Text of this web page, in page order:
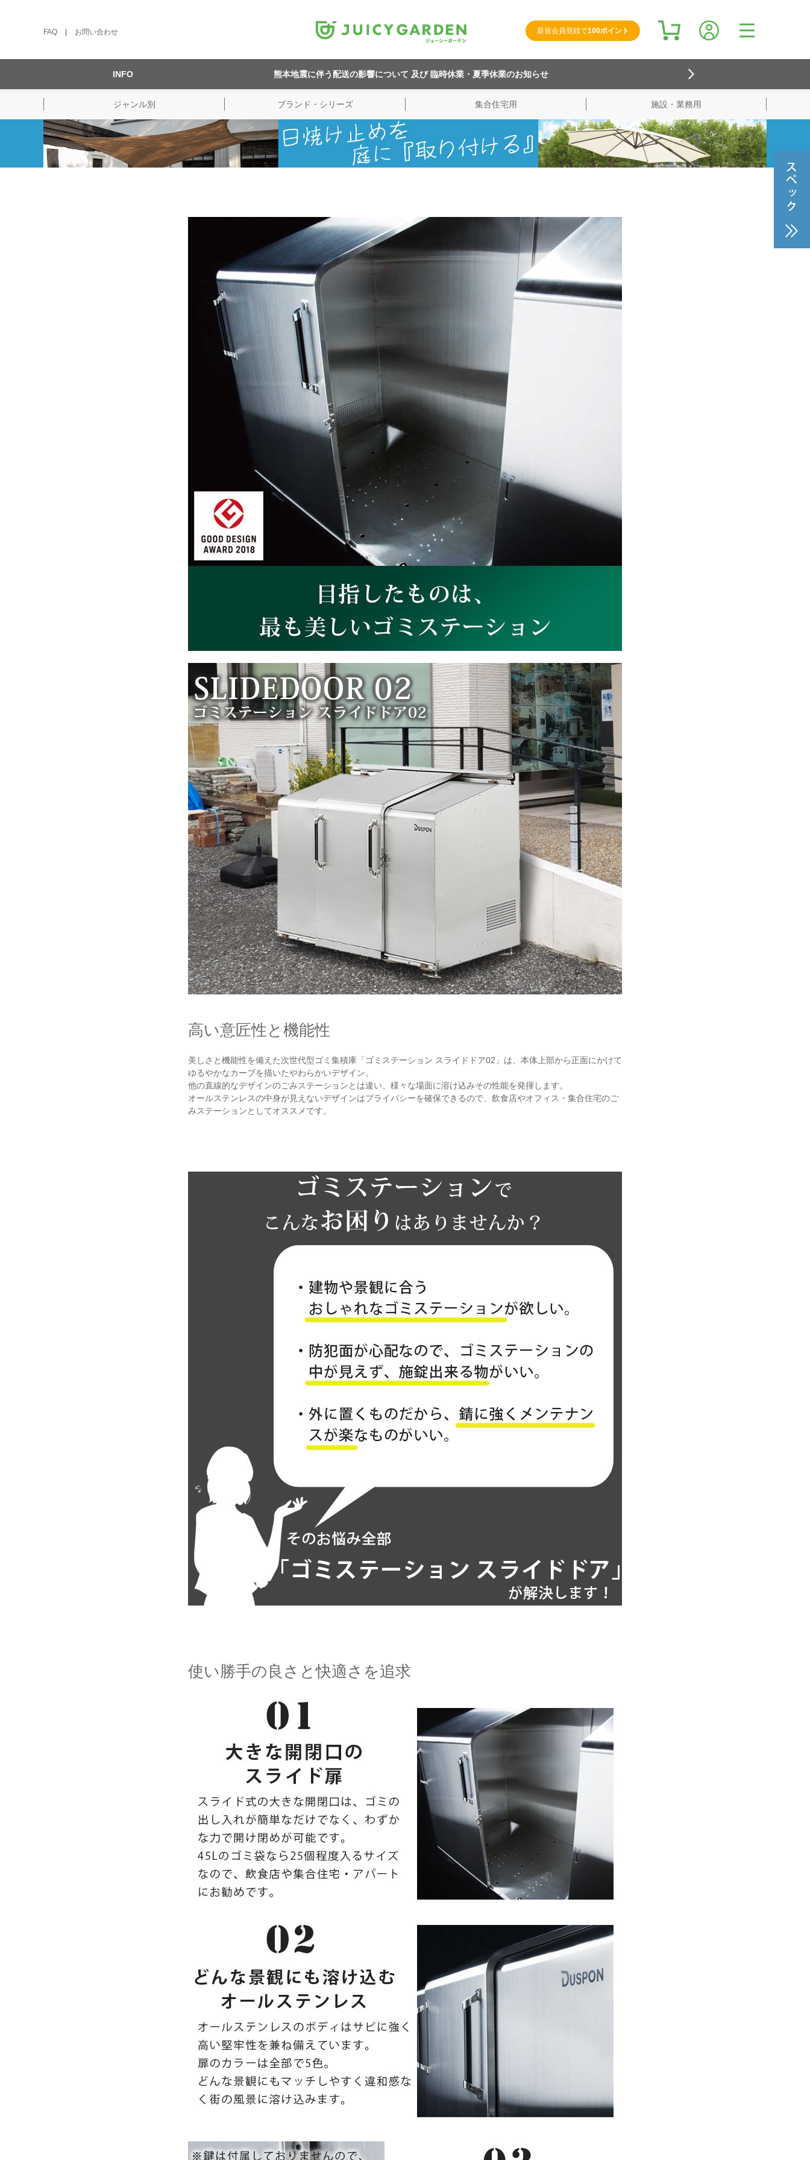
FAQ お問い合わせ 新規会員登録で100ポイント
検索
INFO 熊本地震に伴う配送の影響について 及び 臨時休業・夏季休業のお知らせ
ジャンル別 ブランド・シリーズ 集合住宅用 施設・業務用
高い意匠性と機能性
美しさと機能性を備えた次世代型ゴミ集積庫「ゴミステーション スライドドア02」は、本体上部から正面にかけて
ゆるやかなカーブを描いたやわらかいデザイン。
他の直線的なデザインのごみステーションとは違い、様々な場面に溶け込みその性能を発揮します。
オールステンレスの中身が見えないデザインはプライバシーを確保できるので、飲食店やオフィス・集合住宅のご
みステーションとしてオススメです。
使い勝手の良さと快適さを追求